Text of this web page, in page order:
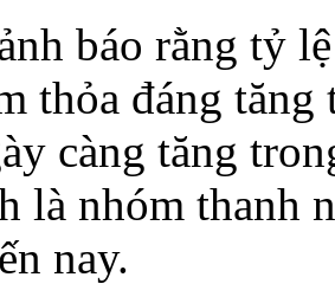
báo rằng tỷ
thỏa đáng
càng tăng
là nhóm thanh
nay.